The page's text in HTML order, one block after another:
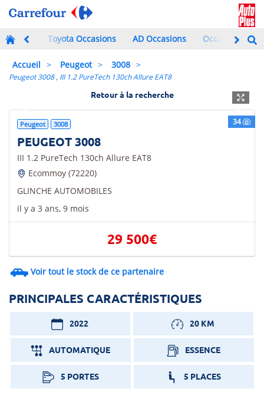
Toyota Occasions AD Occasions Occasions à
Accueil Peugeot 3008
Peugeot 3008 , III 1.2 PureTech 130ch Allure EAT8
Retour à la recherche
34
Next
Peugeot 3008
PEUGEOT 3008
III 1.2 PureTech 130ch Allure EAT8
Ecommoy (72220)
GLINCHE AUTOMOBILES
il y a 3 ans, 9 mois
29 500€
Voir tout le stock de ce partenaire
PRINCIPALES CARACTÉRISTIQUES
2022 20 KM
AUTOMATIQUE ESSENCE
5 PORTES 5 PLACES